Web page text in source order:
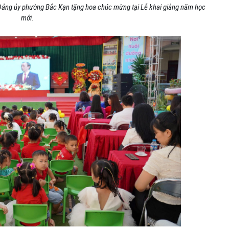
ủy phường Bắc Kạn tặng hoa chúc mừng tại Lễ khai giảng năm học
mới.